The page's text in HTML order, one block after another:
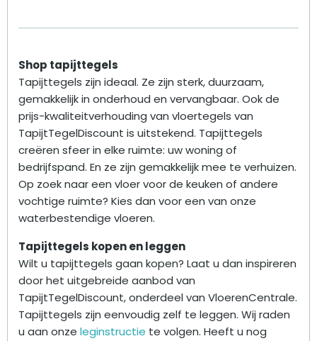
Shop tapijttegels
Tapijttegels zijn ideaal. Ze zijn sterk, duurzaam,
gemakkelijk in onderhoud en vervangbaar. Ook de
prijs-kwaliteitverhouding van vloertegels van
TapijtTegelDiscount is uitstekend. Tapijttegels
creëren sfeer in elke ruimte: uw woning of
bedrijfspand. En ze zijn gemakkelijk mee te verhuizen.
Op zoek naar een vloer voor de keuken of andere
vochtige ruimte? Kies dan voor een van onze
waterbestendige vloeren.
Tapijttegels kopen en leggen
Wilt u tapijttegels gaan kopen? Laat u dan inspireren
door het uitgebreide aanbod van
TapijtTegelDiscount, onderdeel van VloerenCentrale.
Tapijttegels zijn eenvoudig zelf te leggen. Wij raden
u aan onze leginstructie te volgen. Heeft u nog